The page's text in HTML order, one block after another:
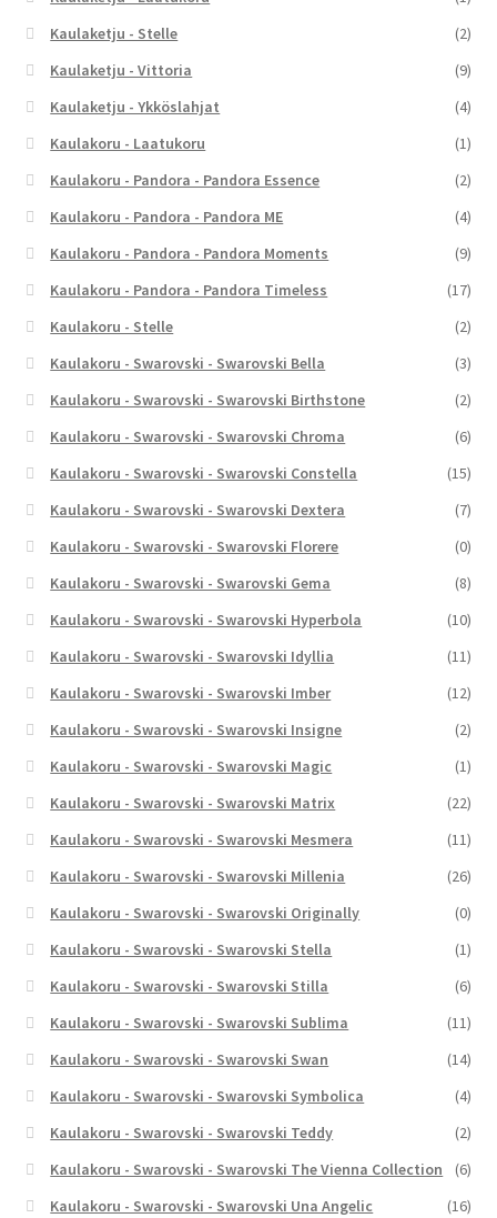
Kaulaketju - Stelle
(2)
Kaulaketju - Vittoria
(9)
Kaulaketju - Ykköslahjat
(4)
Kaulakoru - Laatukoru
(1)
Kaulakoru - Pandora - Pandora Essence
(2)
Kaulakoru - Pandora - Pandora ME
(4)
Kaulakoru - Pandora - Pandora Moments
(9)
Kaulakoru - Pandora - Pandora Timeless
(17)
Kaulakoru - Stelle
(2)
Kaulakoru - Swarovski - Swarovski Bella
(3)
Kaulakoru - Swarovski - Swarovski Birthstone
(2)
Kaulakoru - Swarovski - Swarovski Chroma
(6)
Kaulakoru - Swarovski - Swarovski Constella
(15)
Kaulakoru - Swarovski - Swarovski Dextera
(7)
Kaulakoru - Swarovski - Swarovski Florere
(0)
Kaulakoru - Swarovski - Swarovski Gema
(8)
Kaulakoru - Swarovski - Swarovski Hyperbola
(10)
Kaulakoru - Swarovski - Swarovski Idyllia
(11)
Kaulakoru - Swarovski - Swarovski Imber
(12)
Kaulakoru - Swarovski - Swarovski Insigne
(2)
Kaulakoru - Swarovski - Swarovski Magic
(1)
Kaulakoru - Swarovski - Swarovski Matrix
(22)
Kaulakoru - Swarovski - Swarovski Mesmera
(11)
Kaulakoru - Swarovski - Swarovski Millenia
(26)
Kaulakoru - Swarovski - Swarovski Originally
(0)
Kaulakoru - Swarovski - Swarovski Stella
(1)
Kaulakoru - Swarovski - Swarovski Stilla
(6)
Kaulakoru - Swarovski - Swarovski Sublima
(11)
Kaulakoru - Swarovski - Swarovski Swan
(14)
Kaulakoru - Swarovski - Swarovski Symbolica
(4)
Kaulakoru - Swarovski - Swarovski Teddy
(2)
Kaulakoru - Swarovski - Swarovski The Vienna Collection
(6)
Kaulakoru - Swarovski - Swarovski Una Angelic
(16)